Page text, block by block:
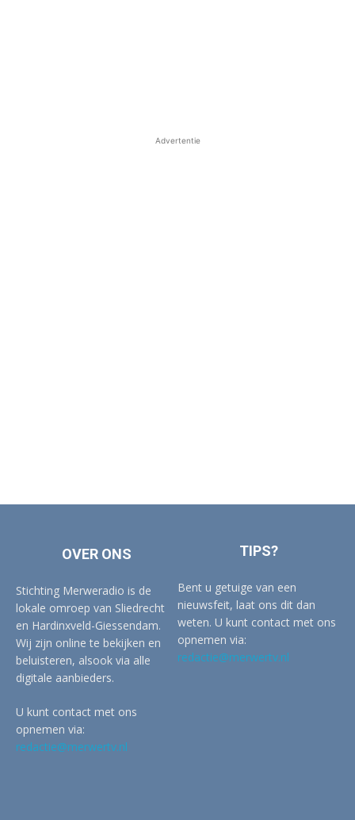
Advertentie
OVER ONS
Stichting Merweradio is de
lokale omroep van Sliedrecht
en Hardinxveld-Giessendam.
Wij zijn online te bekijken en
beluisteren, alsook via alle
digitale aanbieders.
U kunt contact met ons
opnemen via:
redactie@merwertv.nl
TIPS?
Bent u getuige van een
nieuwsfeit, laat ons dit dan
weten. U kunt contact met ons
opnemen via:
redactie@merwertv.nl